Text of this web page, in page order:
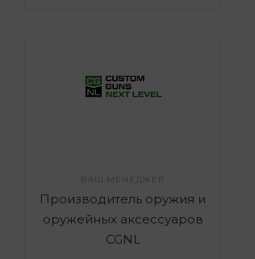
ВАШ МЕНЕДЖЕР
Производитель оружия и
оружейных аксессуаров
CGNL